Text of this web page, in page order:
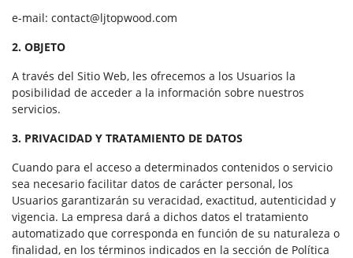
e-mail: contact@ljtopwood.com
2. OBJETO
A través del Sitio Web, les ofrecemos a los Usuarios la
posibilidad de acceder a la información sobre nuestros
servicios.
3. PRIVACIDAD Y TRATAMIENTO DE DATOS
Cuando para el acceso a determinados contenidos o servicio
sea necesario facilitar datos de carácter personal, los
Usuarios garantizarán su veracidad, exactitud, autenticidad y
vigencia. La empresa dará a dichos datos el tratamiento
automatizado que corresponda en función de su naturaleza o
finalidad, en los términos indicados en la sección de Política